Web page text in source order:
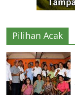
Pilihan Acak